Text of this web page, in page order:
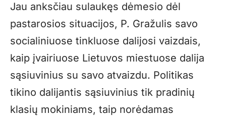
Jau anksčiau sulaukęs dėmesio dėl
pastarosios situacijos, P. Gražulis savo
socialiniuose tinkluose dalijosi vaizdais,
kaip įvairiuose Lietuvos miestuose dalija
sąsiuvinius su savo atvaizdu. Politikas
tikino dalijantis sąsiuvinius tik pradinių
klasių mokiniams, taip norėdamas